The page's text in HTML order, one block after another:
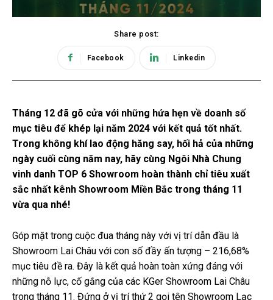
Share post:
Facebook Linkedin
Tháng 12 đã gõ cửa với những hứa hẹn về doanh số
mục tiêu để khép lại năm 2024 với kết quả tốt nhất.
Trong không khí lao động hăng say, hối hả của những
ngày cuối cùng năm nay, hãy cùng Ngôi Nhà Chung
vinh danh TOP 6 Showroom hoàn thành chỉ tiêu xuất
sắc nhất kênh Showroom Miền Bắc trong tháng 11
vừa qua nhé!
Góp mặt trong cuộc đua tháng này với vị trí dẫn đầu là
Showroom Lai Châu với con số đầy ấn tượng – 216,68%
mục tiêu đề ra. Đây là kết quả hoàn toàn xứng đáng với
những nỗ lực, cố gắng của các KGer Showroom Lai Châu
trong tháng 11. Đứng ở vị trí thứ 2 gọi tên Showroom Lạc